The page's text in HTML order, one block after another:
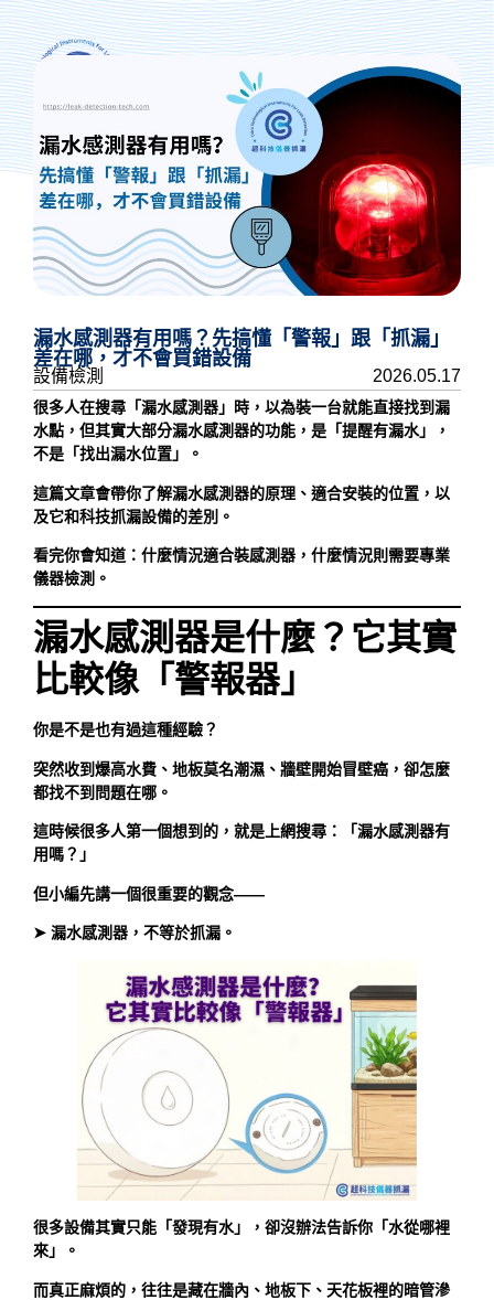
抓漏專人諮詢
漏水感測器有用嗎？先搞懂「警報」跟「抓漏」
差在哪，才不會買錯設備
設備檢測 2026.05.17
很多人在搜尋「漏水感測器」時，以為裝一台就能直接找到漏
水點，但其實大部分漏水感測器的功能，是「提醒有漏水」，
不是「找出漏水位置」。
這篇文章會帶你了解漏水感測器的原理、適合安裝的位置，以
及它和科技抓漏設備的差別。
看完你會知道：什麼情況適合裝感測器，什麼情況則需要專業
儀器檢測。
漏水感測器是什麼？它其實
比較像「警報器」
你是不是也有過這種經驗？
突然收到爆高水費、地板莫名潮濕、牆壁開始冒壁癌，卻怎麼
都找不到問題在哪。
這時候很多人第一個想到的，就是上網搜尋：「漏水感測器有
用嗎？」
但小編先講一個很重要的觀念——
➤ 漏水感測器，不等於抓漏。
很多設備其實只能「發現有水」，卻沒辦法告訴你「水從哪裡
來」。
而真正麻煩的，往往是藏在牆內、地板下、天花板裡的暗管滲